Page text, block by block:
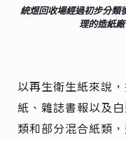
統煜回收場經過初步分類
理的造紙
以再生衛生紙來說
紙、雜誌書報以及
類和部分混合紙類